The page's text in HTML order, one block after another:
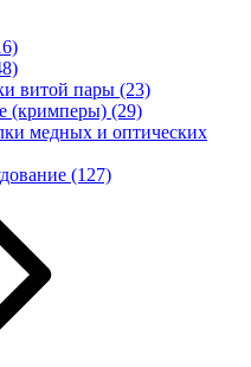
витой пары (23)
(кримперы) (29)
медных и оптических
(127)